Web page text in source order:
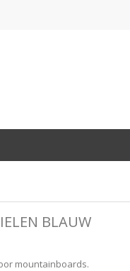
BLAUW
mountainboards.